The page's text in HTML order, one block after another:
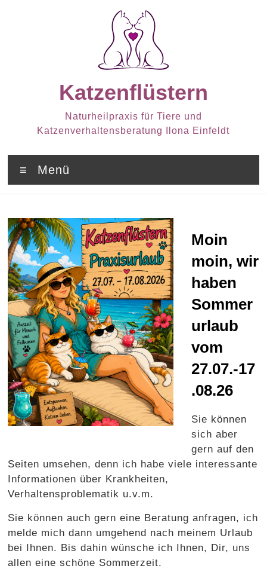
Katzenflüstern
Naturheilpraxis für Tiere und
Katzenverhaltensberatung Ilona Einfeldt
Menü
Moin
moin, wir
haben
Sommer
urlaub
vom
27.07.-17
.08.26
Sie können
sich aber
gern auf den
Seiten umsehen, denn ich habe viele interessante
Informationen über Krankheiten,
Verhaltensproblematik u.v.m.
Sie können auch gern eine Beratung anfragen, ich
melde mich dann umgehend nach meinem Urlaub
bei Ihnen. Bis dahin wünsche ich Ihnen, Dir, uns
allen eine schöne Sommerzeit.